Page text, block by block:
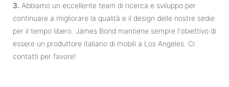
3. Abbiamo un eccellente team di ricerca e sviluppo per
continuare a migliorare la qualità e il design delle nostre sedie
per il tempo libero. James Bond mantiene sempre l'obiettivo di
essere un produttore italiano di mobili a Los Angeles. Ci
contatti per favore!